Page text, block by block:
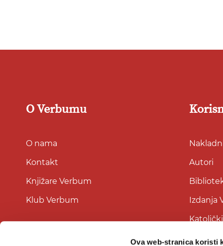
Ova web-stranica koristi
O Verbumu
O nama
Kontakt
Knjižare Verbum
Klub Verbum
Autori
Izdanja